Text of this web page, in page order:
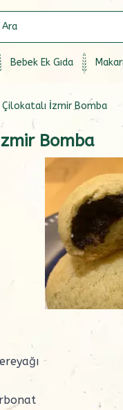
Bebek Ek Gıda
Çilokatalı İzmir Bomba
Bomba